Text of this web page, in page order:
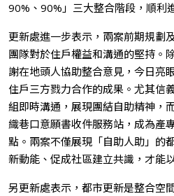
90%、90%」三大整合階段，順利
更新處進一步表示，兩案前期規劃
團隊對於住戶權益和溝通的堅持。
謝在地頭人協助整合意見，今日亮
住戶三方戮力合作的成果。尤其信
組即時溝通，展現團結自助精神，
織巷口意願書收件服務站，成為產
點。兩案不僅展現「自助人助」的
新動能、促成社區建立共識，才能
另更新處表示，都市更新是整合空